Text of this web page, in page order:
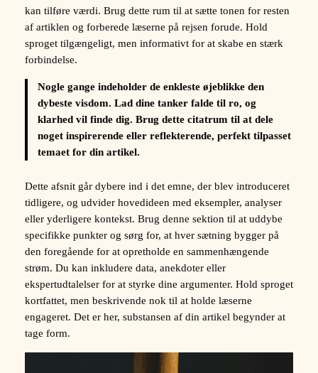
kan tilføre værdi. Brug dette rum til at sætte tonen for resten
af artiklen og forberede læserne på rejsen forude. Hold
sproget tilgængeligt, men informativt for at skabe en stærk
forbindelse.
Nogle gange indeholder de enkleste øjeblikke den
dybeste visdom. Lad dine tanker falde til ro, og
klarhed vil finde dig. Brug dette citatrum til at dele
noget inspirerende eller reflekterende, perfekt tilpasset
temaet for din artikel.
Dette afsnit går dybere ind i det emne, der blev introduceret
tidligere, og udvider hovedideen med eksempler, analyser
eller yderligere kontekst. Brug denne sektion til at uddybe
specifikke punkter og sørg for, at hver sætning bygger på
den foregående for at opretholde en sammenhængende
strøm. Du kan inkludere data, anekdoter eller
ekspertudtalelser for at styrke dine argumenter. Hold sproget
kortfattet, men beskrivende nok til at holde læserne
engageret. Det er her, substansen af din artikel begynder at
tage form.